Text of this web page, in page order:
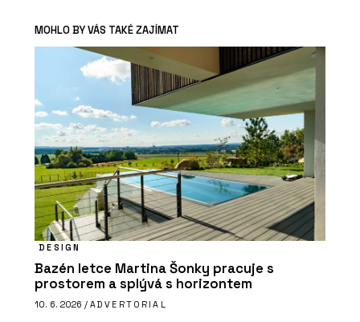
MOHLO BY VÁS TAKÉ ZAJÍMAT
DESIGN
Bazén letce Martina Šonky pracuje s
prostorem a splývá s horizontem
10. 6. 2026 / ADVERTORIAL